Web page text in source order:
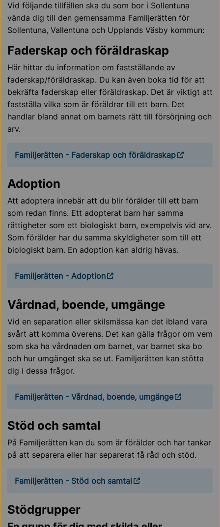
Vid följande tillfällen ska du som bor i Sollentuna
vända dig till den gemensamma Familjerätten för
Sollentuna, Vallentuna och Upplands Väsby kommun:
Faderskap och föräldraskap
Här hittar du information om fastställande av
faderskap/föräldraskap. Du kan även boka tid för att
bekräfta faderskap eller föräldraskap. Det är viktigt att
fastställa vilka som är föräldrar till ett barn. Det
handlar bland annat om barnets rätt till försörjning och
arv.
Familjerätten - Faderskap och föräldraskap
Adoption
Att adoptera innebär att du blir förälder till ett barn
som redan finns. Ett adopterat barn har samma
rättigheter som ett biologiskt barn, exempelvis vid arv.
Som förälder har du samma skyldigheter som till ett
biologiskt barn. En adoption kan aldrig hävas.
Familjerätten - Adoption
Vårdnad, boende, umgänge
Vid en separation eller skilsmässa kan det ibland vara
svårt att komma överens. Det kan gälla frågor om vem
som ska ha vårdnaden om barnet, var barnet ska bo
och hur umgänget ska se ut. Familjerätten kan stötta
dig i dessa frågor.
Familjerätten - Vårdnad, boende, umgänge
Stöd och samtal
På Familjerätten kan du som är förälder och har tankar
på att separera eller har separerat få råd och stöd.
Familjerätten - Stöd och samtal
Stödgrupper